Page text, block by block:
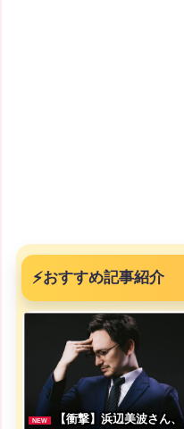
⚡おすすめ記事紹介
NEW
【衝撃】浜辺美波さん、